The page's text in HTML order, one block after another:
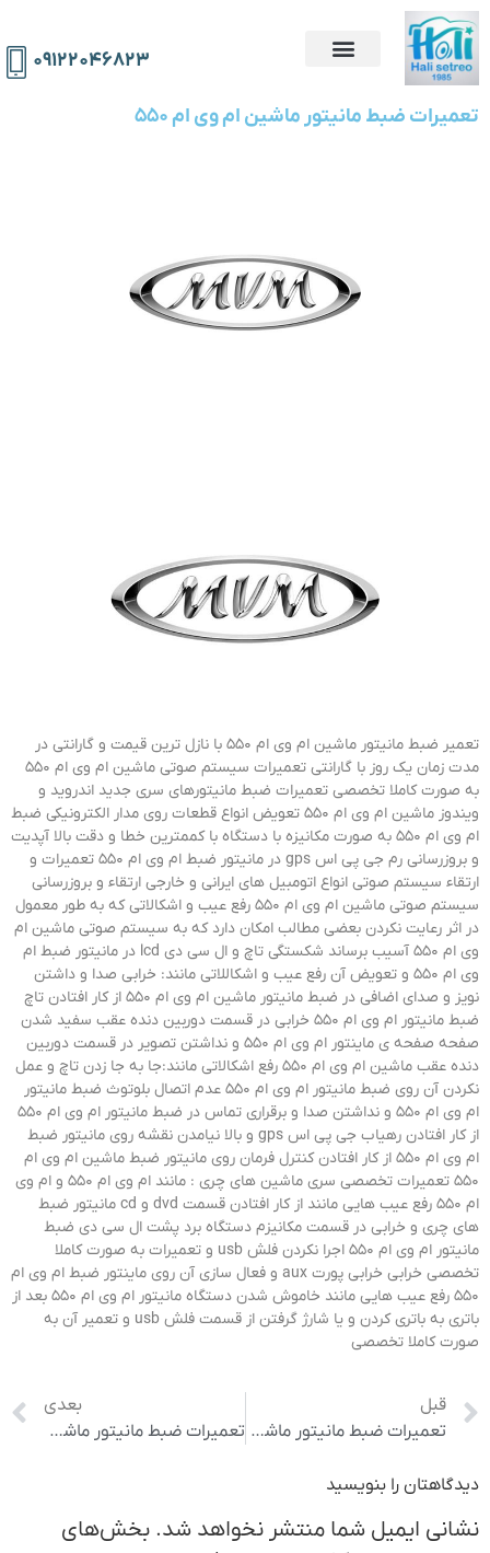
۰۹۱۲۲۰۴۶۸۲۳
تعمیرات ضبط مانیتور ماشین ام وی ام 550
تعمیر ضبط مانیتور ماشین ام وی ام 550 با نازل ترین قیمت و گارانتی در
مدت زمان یک روز با گارانتی تعمیرات سیستم صوتی ماشین ام وی ام 550
به صورت کاملا تخصصی تعمیرات ضبط مانیتورهای سری جدید اندروید و
ویندوز ماشین ام وی ام 550 تعویض انواع قطعات روی مدار الکترونیکی ضبط
ام وی ام 550 به صورت مکانیزه با دستگاه با کممترین خطا و دقت بالا آپدیت
و بروزرسانی رم جی پی اس gps در مانیتور ضبط ام وی ام 550 تعمیرات و
ارتقاء سیستم صوتی انواع اتومبیل های ایرانی و خارجی ارتقاء و بروزرسانی
سیستم صوتی ماشین ام وی ام 550 رفع عیب و اشکالاتی که به طور معمول
در اثر رعایت نکردن بعضی مطالب امکان دارد که به سیستم صوتی ماشین ام
وی ام 550 آسیب برساند شکستگی تاچ و ال سی دی lcd در مانیتور ضبط ام
وی ام 550 و تعویض آن رفع عیب و اشکاللاتی مانند: خرابی صدا و داشتن
نویز و صدای اضافی در ضبط مانیتور ماشین ام وی ام 550 از کار افتادن تاچ
ضبط مانیتور ام وی ام 550 خرابی در قسمت دوربین دنده عقب سفید شدن
صفحه صفحه ی ماینتور ام وی ام 550 و نداشتن تصویر در قسمت دوربین
دنده عقب ماشین ام وی ام 550 رفع اشکالاتی مانند:جا به جا زدن تاچ و عمل
نکردن آن روی ضبط مانیتور ام وی ام 550 عدم اتصال بلوتوث ضبط مانیتور
ام وی ام 550 و نداشتن صدا و برقراری تماس در ضبط مانیتور ام وی ام 550
از کار افتادن رهیاب جی پی اس gps و بالا نیامدن نقشه روی مانیتور ضبط
ام وی ام 550 از کار افتادن کنترل فرمان روی مانیتور ضبط ماشین ام وی ام
550 تعمیرات تخصصی سری ماشین های چری : مانند ام وی ام 550 و ام وی
ام 550 رفع عیب هایی مانند از کار افتادن قسمت dvd و cd مانیتور ضبط
های چری و خرابی در قسمت مکانیزم دستگاه برد پشت ال سی دی ضبط
مانیتور ام وی ام 550 اجرا نکردن فلش usb و تعمیرات به صورت کاملا
تخصصی خرابی خرابی پورت aux و فعال سازی آن روی ماینتور ضبط ام وی ام
550 رفع عیب هایی مانند خاموش شدن دستگاه مانیتور ام وی ام 550 بعد از
باتری به باتری کردن و یا شارژ گرفتن از قسمت فلش usb و تعمیر آن به
صورت کاملا تخصصی
قبل
تعمیرات ضبط مانیتور ماشین ام وی ام 315
بعدی
تعمیرات ضبط مانیتور ماشین جک S5
دیدگاهتان را بنویسید
نشانی ایمیل شما منتشر نخواهد شد. بخش‌های